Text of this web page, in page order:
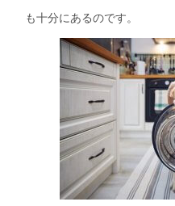
も十分にあるのです。